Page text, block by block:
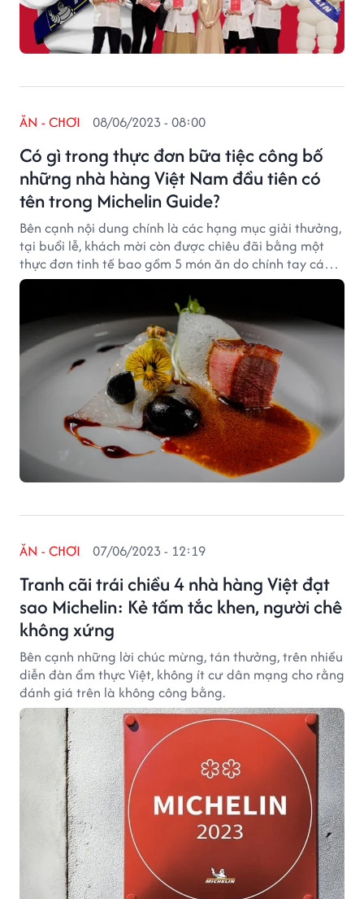
Có gì trong thực đơn bữa tiệc công bố
những nhà hàng Việt Nam đầu tiên có
tên trong Michelin Guide?
ĂN - CHƠI 08/06/2023 - 08:00
Bên cạnh nội dung chính là các hạng mục giải thưởng,
tại buổi lễ, khách mời còn được chiêu đãi bằng một
thực đơn tinh tế bao gồm 5 món ăn do chính tay các
đầu bếp đạt Sao Michelin và các đầu bếp tài năng
Tranh cãi trái chiều 4 nhà hàng Việt đạt
sao Michelin: Kẻ tấm tắc khen, người chê
không xứng
ĂN - CHƠI 07/06/2023 - 12:19
Bên cạnh những lời chúc mừng, tán thưởng, trên nhiều
diễn đàn ẩm thực Việt, không ít cư dân mạng cho rằng
đánh giá trên là không công bằng.